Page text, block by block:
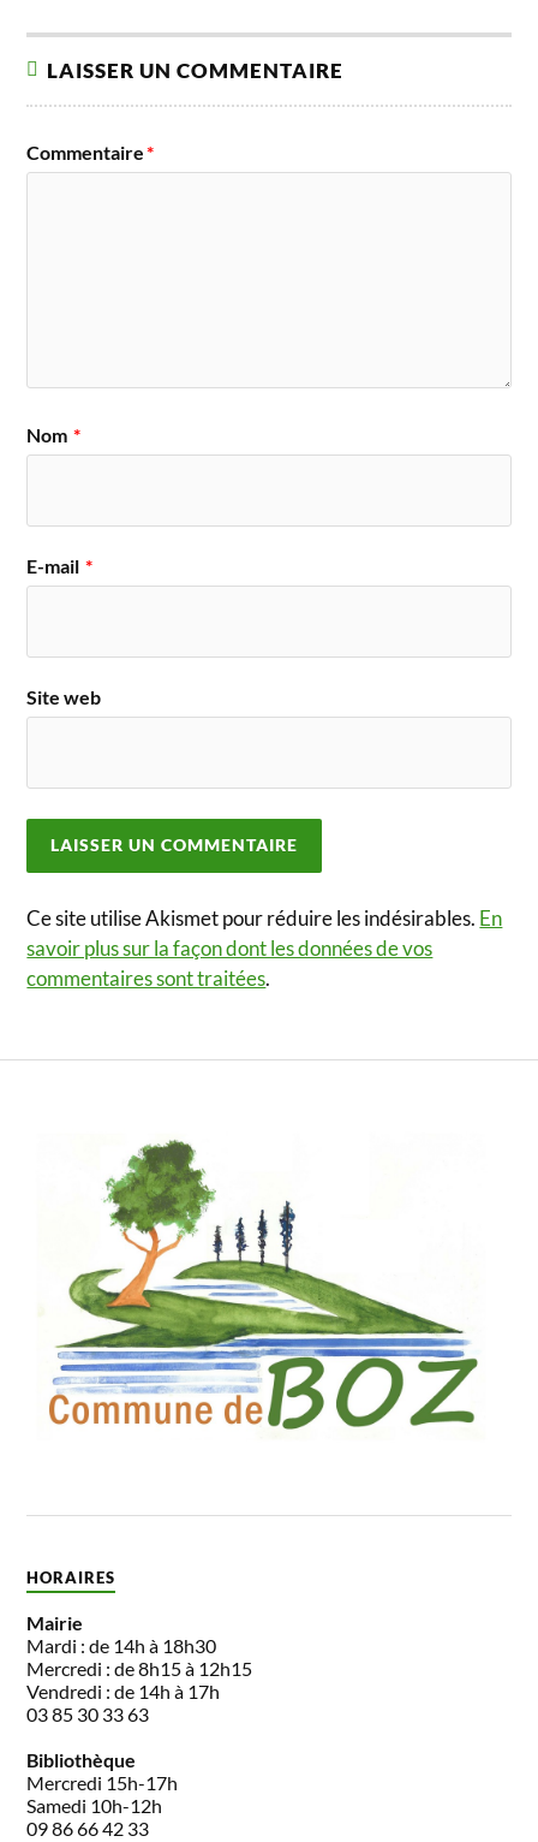
LAISSER UN COMMENTAIRE
Commentaire*
Nom *
E-mail *
Site web
Ce site utilise Akismet pour réduire les indésirables. En
savoir plus sur la façon dont les données de vos
commentaires sont traitées.
HORAIRES
Mairie
Mardi : de 14h à 18h30
Mercredi : de 8h15 à 12h15
Vendredi : de 14h à 17h
03 85 30 33 63
Bibliothèque
Mercredi 15h-17h
Samedi 10h-12h
09 86 66 42 33